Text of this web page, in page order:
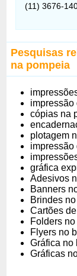
(11) 3676-
Pesquisas
na pompeia
impressão
cópias na
plotagem
impressão
gráfica
Adesivos
Banners
Brindes
Cartões
Folders
Flyers no
Gráfica no
Gráficas